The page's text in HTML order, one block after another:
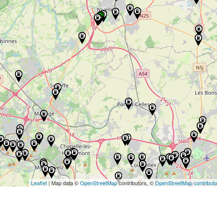
Leaflet | Map data ©OpenStreetMapcontributors, ©OpenStreetMap